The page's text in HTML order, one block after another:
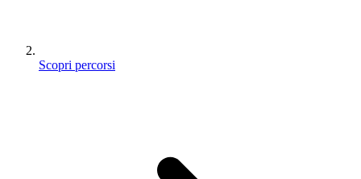
Scopri percorsi